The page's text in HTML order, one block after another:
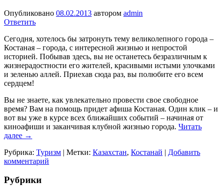
Опубликовано 08.02.2013 автором admin
Ответить
Сегодня, хотелось бы затронуть тему великолепного города –
Костаная – города, с интересной жизнью и непростой
историей. Побывав здесь, вы не останетесь безразличным к
жизнерадостности его жителей, красивыми истыми улочками
и зеленью аллей. Приехав сюда раз, вы полюбите его всем
сердцем!
Вы не знаете, как увлекательно провести свое свободное
время? Вам на помощь придет афиша Костаная. Один клик – и
вот вы уже в курсе всех ближайших событий – начиная от
киноафиши и заканчивая клубной жизнью города. Читать
далее →
Рубрика: Туризм | Метки: Казахстан, Костанай | Добавить
комментарий
Рубрики